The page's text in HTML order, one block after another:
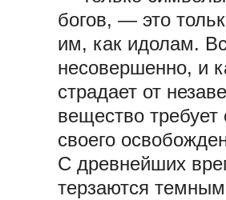
богов, — это
им, как идолам.
несовершенно, и
страдает от
вещество
своего
С древнейших
терзаются